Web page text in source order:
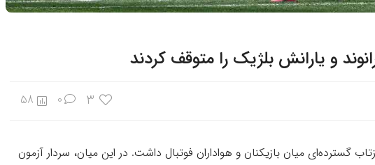
و یارانش بلژیک را متوقف کردند
3
0
58
گسترده‌ای میان بازیکنان و هواداران فوتبال داشت. در این میان، سردار آزمون